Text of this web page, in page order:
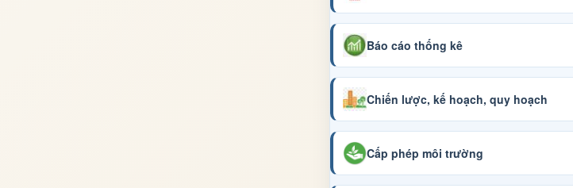
Báo cáo thống kê
Chiến lược, kế hoạch, quy hoạch
Cấp phép môi trường